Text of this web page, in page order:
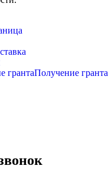
Получение гранта